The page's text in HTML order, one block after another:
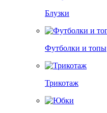
Блузки
Футболки и топы
Трикотаж